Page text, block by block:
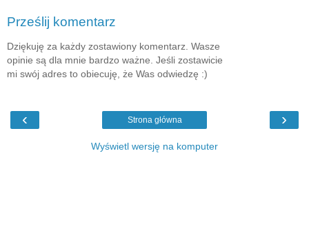
Prześlij komentarz
Dziękuję za każdy zostawiony komentarz. Wasze
opinie są dla mnie bardzo ważne. Jeśli zostawicie
mi swój adres to obiecuję, że Was odwiedzę :)
‹ ›
Strona główna
Wyświetl wersję na komputer